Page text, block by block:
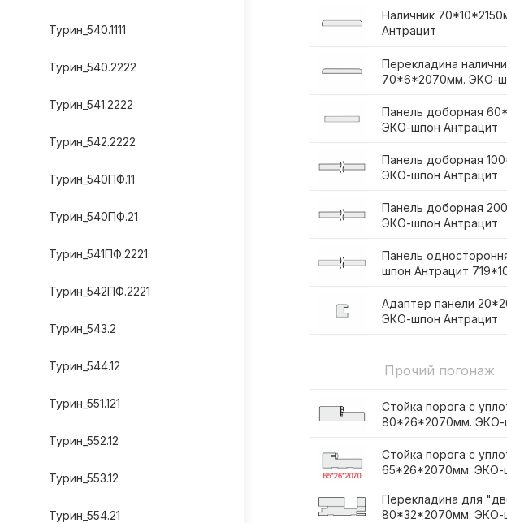
Турин_540.1111
Турин_540.2222
Турин_541.2222
Турин_542.2222
Турин_540ПФ.11
Турин_540ПФ.21
Турин_541ПФ.2221
Турин_542ПФ.2221
Турин_543.2
Турин_544.12
Турин_551.121
Турин_552.12
Турин_553.12
Турин_554.21
Наличник
Антрацит
Перекладина
70*6*2070мм. ЭКО-
Панель доборная
ЭКО-шпон Антрацит
Панель доборная
ЭКО-шпон Антрацит
Панель доборная
ЭКО-шпон Антрацит
Панель
шпон Антрацит
Адаптер панели
ЭКО-шпон Антрацит
Прочий погонаж
Стойка порога с
80*26*2070мм. ЭКО-
Стойка порога с
65*26*2070мм. ЭКО-
Перекладина для
80*32*2070мм. ЭКО-